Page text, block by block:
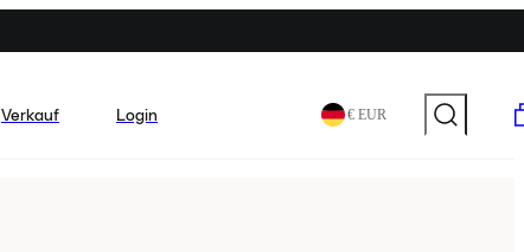
Verkauf Login € EUR